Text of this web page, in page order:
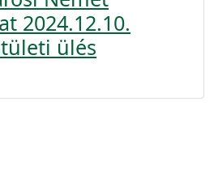
2024.12.10.
ülés